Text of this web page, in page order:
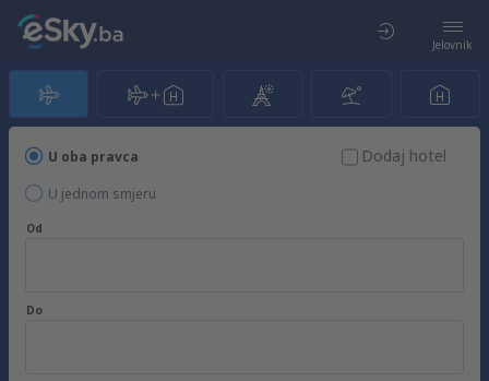
Jelovnik
U oba pravca
U jednom smjeru
Dodaj hotel
Od
Do